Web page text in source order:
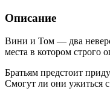
Описание
Вини и Том — два
места в котором строго
Братьям предстоит
Смогут ли они ужиться